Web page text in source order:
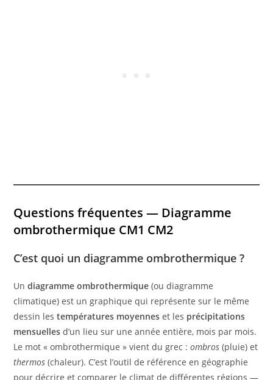
Questions fréquentes — Diagramme
ombrothermique CM1 CM2
C’est quoi un diagramme ombrothermique ?
Undiagramme ombrothermique (ou diagramme
climatique) est un graphique qui représente sur le même
dessin lestempératures moyennes et les précipitations
mensuelles d’un lieu sur une année entière, mois par mois.
Le mot « ombrothermique » vient du grec :ombros (pluie) et
thermos (chaleur). C’est l’outil de référence en géographie
pour décrire et comparer le climat de différentes régions —